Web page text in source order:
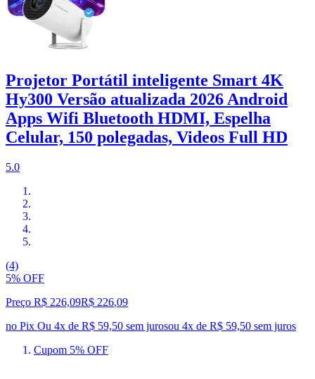
Projetor Portátil inteligente Smart 4K
Hy300 Versão atualizada 2026 Android
Apps Wifi Bluetooth HDMI, Espelha
Celular, 150 polegadas, Videos Full HD
5.0
(4)
5% OFF
Preço R$ 226,09R$ 226,09
no Pix Ou 4x de R$ 59,50 sem jurosou 4x de R$ 59,50 sem juros
Cupom 5% OFF